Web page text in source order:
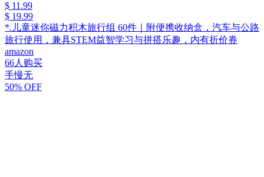
$ 11.99
$ 19.99
*.儿童迷你磁力积木旅行组 60件｜附便携收纳盒，汽车与公路
旅行使用，兼具STEM益智学习与拼搭乐趣，内有折价券
amazon
66人购买
手慢无
50% OFF